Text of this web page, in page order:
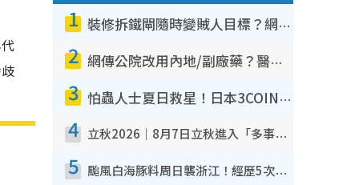
1 裝修拆鐵閘隨時變賊人目標？網民揭2大關鍵用途：裝新式等於白裝？附新舊鐵閘分別
2 網傳公院改用內地/副廠藥？醫生拆解正副廠分別 揭4類人換藥隨時出事
3 怕蟲人士夏日救星！日本3COINS爆紅驅蟲神器$45起 1招「全程免觸碰」輕鬆搞定小強
4 立秋2026｜8月7日立秋進入「多事之秋」 3件事唔做得！專家教6招開運 清枱頭／銀包納氣接好運
5 颱風白海豚料周日襲浙江！經歷5次「眼牆置換」極罕見 成登陸內地最長途颱風